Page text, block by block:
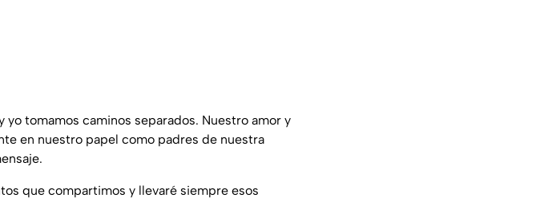
tomamos caminos separados. Nuestro amor y
en nuestro papel como padres de nuestra
que compartimos y llevaré siempre esos